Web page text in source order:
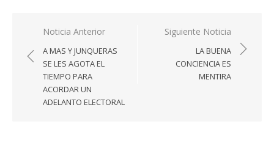
Navegación
de
entradas
Noticia Anterior
A MAS Y JUNQUERAS
SE LES AGOTA EL
TIEMPO PARA
ACORDAR UN
ADELANTO ELECTORAL
Siguiente Noticia
LA BUENA
CONCIENCIA ES
MENTIRA